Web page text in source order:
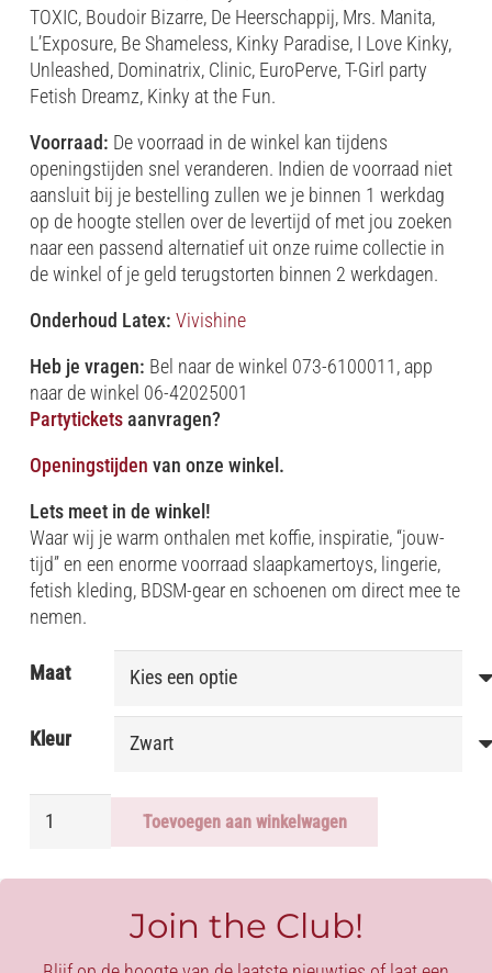
TOXIC, Boudoir Bizarre, De Heerschappij, Mrs. Manita,
L’Exposure, Be Shameless, Kinky Paradise, I Love Kinky,
Unleashed, Dominatrix, Clinic, EuroPerve, T-Girl party
Fetish Dreamz, Kinky at the Fun.
Voorraad: De voorraad in de winkel kan tijdens
openingstijden snel veranderen. Indien de voorraad niet
aansluit bij je bestelling zullen we je binnen 1 werkdag
op de hoogte stellen over de levertijd of met jou zoeken
naar een passend alternatief uit onze ruime collectie in
de winkel of je geld terugstorten binnen 2 werkdagen.
Onderhoud Latex: Vivishine
Heb je vragen: Bel naar de winkel 073-6100011, app
naar de winkel 06-42025001
Partyticketsaanvragen?
Openingstijden van onze winkel.
Lets meet in de winkel!
Waar wij je warm onthalen met koffie, inspiratie, “jouw-
tijd” en een enorme voorraad slaapkamertoys, lingerie,
fetish kleding, BDSM-gear en schoenen om direct mee te
nemen.
Maat
Kleur
JURK
aantal
Toevoegen aan winkelwagen
Join the Club!